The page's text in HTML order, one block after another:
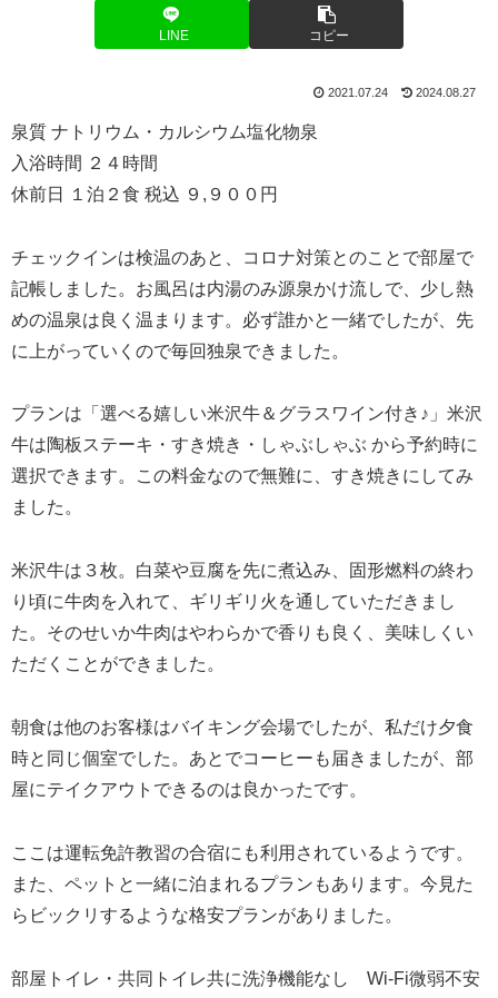
LINE コピー
2021.07.24 2024.08.27
泉質 ナトリウム・カルシウム塩化物泉
入浴時間 ２４時間
休前日 １泊２食 税込 ９,９００円
チェックインは検温のあと、コロナ対策とのことで部屋で
記帳しました。お風呂は内湯のみ源泉かけ流しで、少し熱
めの温泉は良く温まります。必ず誰かと一緒でしたが、先
に上がっていくので毎回独泉できました。
プランは「選べる嬉しい米沢牛＆グラスワイン付き♪」米沢
牛は陶板ステーキ・すき焼き・しゃぶしゃぶ から予約時に
選択できます。この料金なので無難に、すき焼きにしてみ
ました。
米沢牛は３枚。白菜や豆腐を先に煮込み、固形燃料の終わ
り頃に牛肉を入れて、ギリギリ火を通していただきまし
た。そのせいか牛肉はやわらかで香りも良く、美味しくい
ただくことができました。
朝食は他のお客様はバイキング会場でしたが、私だけ夕食
時と同じ個室でした。あとでコーヒーも届きましたが、部
屋にテイクアウトできるのは良かったです。
ここは運転免許教習の合宿にも利用されているようです。
また、ペットと一緒に泊まれるプランもあります。今見た
らビックリするような格安プランがありました。
部屋トイレ・共同トイレ共に洗浄機能なし Wi-Fi微弱不安